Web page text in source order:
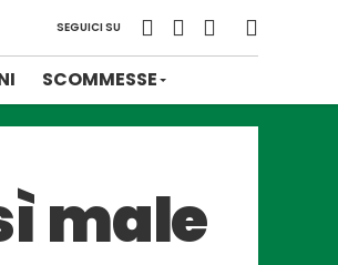
SEGUICI SU
SCOMMESSE
male